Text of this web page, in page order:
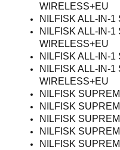
WIRELESS+EU
NILFISK ALL-IN-
NILFISK ALL-IN-
WIRELESS+EU
NILFISK ALL-IN-
NILFISK ALL-IN-
WIRELESS+EU
NILFISK
NILFISK
NILFISK
NILFISK
NILFISK